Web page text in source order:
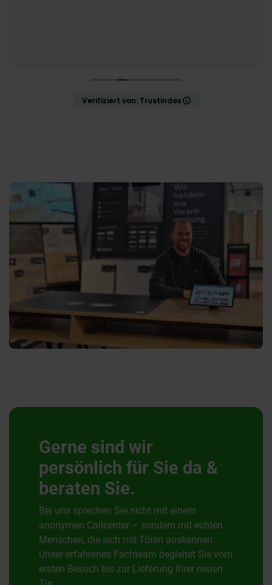
Gerne sind wir
persönlich für Sie da &
beraten Sie.
Bei uns sprechen Sie nicht mit einem
anonymen Callcenter – sondern mit echten
Menschen, die sich mit Türen auskennen.
Unser erfahrenes Fachteam begleitet Sie vom
ersten Besuch bis zur Lieferung Ihrer neuen